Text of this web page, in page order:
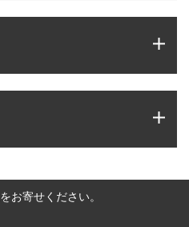
お寄せください。